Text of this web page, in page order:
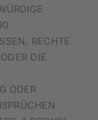
RECHTE
DIE
ODER